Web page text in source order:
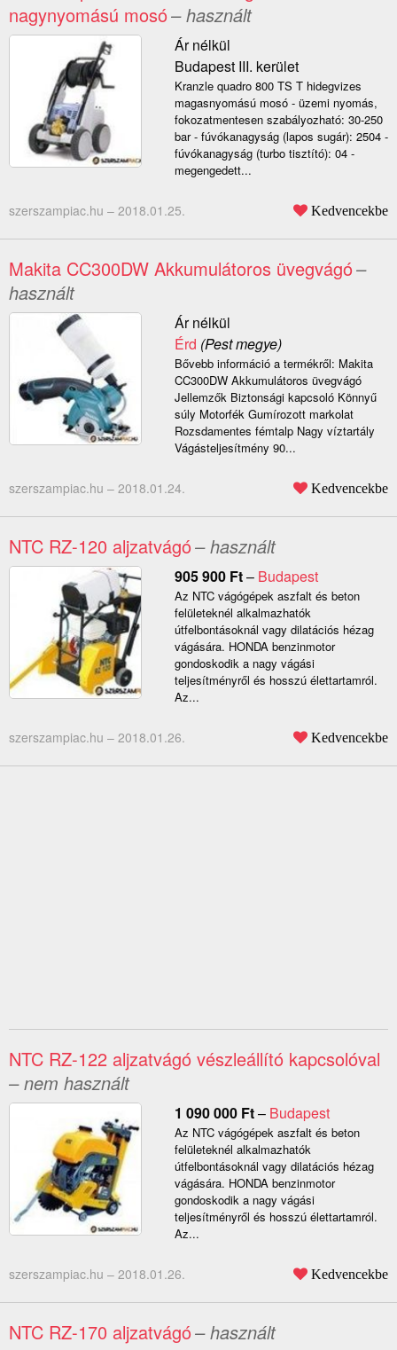
nagynyomású mosó– használt
Ár nélkül
Budapest III. kerület
Kranzle quadro 800 TS T hidegvizes
magasnyomású mosó - üzemi nyomás,
fokozatmentesen szabályozható: 30-250
bar - fúvókanagyság (lapos sugár): 2504 -
fúvókanagyság (turbo tisztító): 04 -
megengedett...
szerszampiac.hu – 2018.01.25. Kedvencekbe
Makita CC300DW Akkumulátoros üvegvágó–
használt
Ár nélkül
Érd (Pest megye)
Bővebb információ a termékről: Makita
CC300DW Akkumulátoros üvegvágó
Jellemzők Biztonsági kapcsoló Könnyű
súly Motorfék Gumírozott markolat
Rozsdamentes fémtalp Nagy víztartály
Vágásteljesítmény 90...
szerszampiac.hu – 2018.01.24. Kedvencekbe
NTC RZ-120 aljzatvágó– használt
905 900 Ft– Budapest
Az NTC vágógépek aszfalt és beton
felületeknél alkalmazhatók
útfelbontásoknál vagy dilatációs hézag
vágására. HONDA benzinmotor
gondoskodik a nagy vágási
teljesítményről és hosszú élettartamról.
Az...
szerszampiac.hu – 2018.01.26. Kedvencekbe
NTC RZ-122 aljzatvágó vészleállító kapcsolóval
– nem használt
1 090 000 Ft– Budapest
Az NTC vágógépek aszfalt és beton
felületeknél alkalmazhatók
útfelbontásoknál vagy dilatációs hézag
vágására. HONDA benzinmotor
gondoskodik a nagy vágási
teljesítményről és hosszú élettartamról.
Az...
szerszampiac.hu – 2018.01.26. Kedvencekbe
NTC RZ-170 aljzatvágó– használt